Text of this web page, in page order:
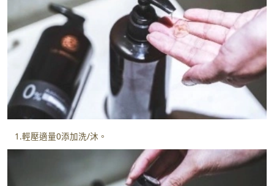
1.輕壓適量0添加洗/沐。